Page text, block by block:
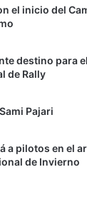
el inicio del
destino para el
de Rally
Pajari
a pilotos en el
de Invierno